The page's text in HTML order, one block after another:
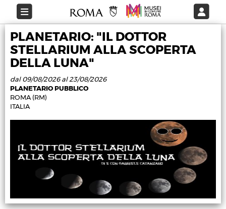
PLANETARIO: "IL DOTTOR
STELLARIUM ALLA SCOPERTA
DELLA LUNA"
dal 09/08/2026 al 23/08/2026
PLANETARIO PUBBLICO
ROMA (RM)
ITALIA